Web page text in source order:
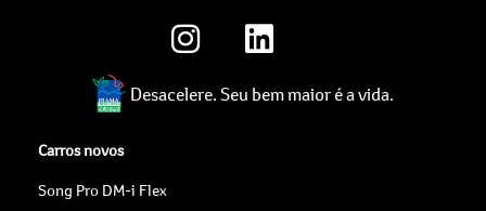
Desacelere. Seu bem maior é a vida.
Carros novos
Song Pro DM-i Flex